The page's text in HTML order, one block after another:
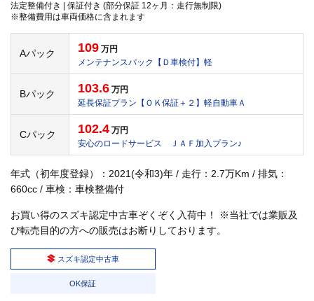
法定整備付き | 保証付き (部分保証 12ヶ月：走行無制限)
※整備費用は車両価格に含まれます
Aパック 109 万円
メンテナンスパック【Ｄ車検付】軽
Bパック 103.6 万円
延長保証プラン【ＯＫ保証＋２】軽自動車Ａ
Cパック 102.4 万円
安心のロードサービス ＪＡＦ加入プラン♪
年式（初年度登録）：2021(令和3)年 / 走行：2.7万Km / 排気：
660cc / 車検：車検整備付
お買い得のスズキ認定中古車ぞくぞく入荷中！ ※当社では業販及
び転売目的の方への販売はお断りしております。
スズキ認定中古車
OK保証